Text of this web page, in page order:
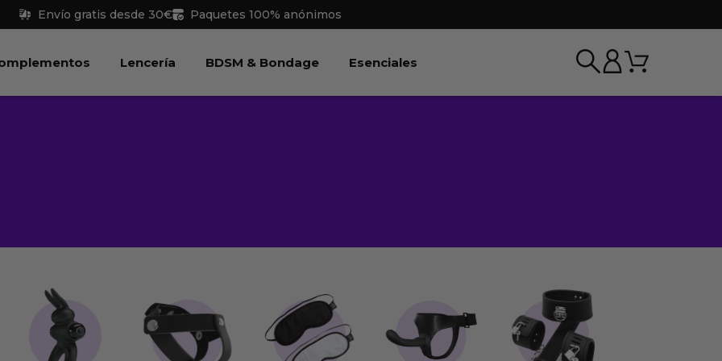
Envío gratis desde 30€ Paquetes 100% anónimos
Juguetes Abrir Complementos
Lencería Abrir Lencería
BDSM & Bondage Abrir BDSM & Bondage
Esenciales Carrito